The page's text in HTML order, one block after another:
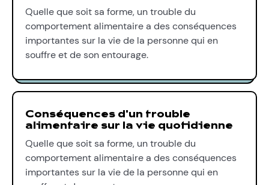
Quelle que soit sa forme, un trouble du
comportement alimentaire a des conséquences
importantes sur la vie de la personne qui en
souffre et de son entourage.
Conséquences d'un trouble
alimentaire sur la vie quotidienne
Quelle que soit sa forme, un trouble du
comportement alimentaire a des conséquences
importantes sur la vie de la personne qui en